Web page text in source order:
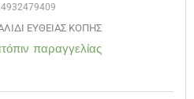
4932479409
ΕΥΘΕΙΑΣ ΚΟΠΗΣ
παραγγελίας